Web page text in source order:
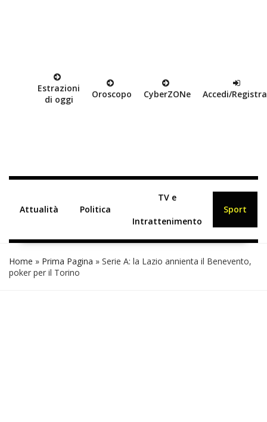
Estrazioni
di oggi
Oroscopo CyberZONe Accedi/
Attualità Politica
TV e
Intrattenimento
Sport
Home » Prima Pagina » Serie A: la Lazio annienta il Benevento,
poker per il Torino